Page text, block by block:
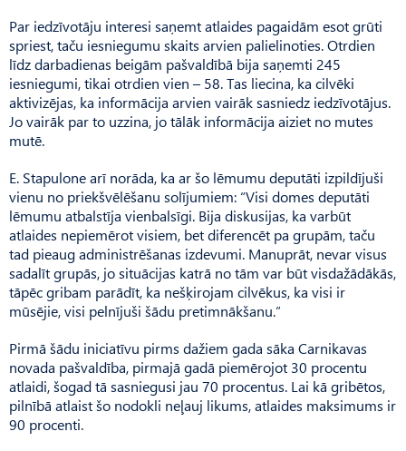
Par iedzīvotāju interesi saņemt atlaides pagaidām esot grūti
spriest, taču iesniegumu skaits arvien palielinoties. Otrdien
līdz darbadienas beigām pašvaldībā bija saņemti 245
iesniegumi, tikai otrdien vien – 58. Tas liecina, ka cilvēki
aktivizējas, ka informācija arvien vairāk sasniedz iedzīvotājus.
Jo vairāk par to uzzina, jo tālāk informācija aiziet no mutes
mutē.
E. Stapulone arī norāda, ka ar šo lēmumu deputāti izpildījuši
vienu no priekšvēlēšanu solījumiem: “Visi domes deputāti
lēmumu atbalstīja vienbalsīgi. Bija diskusijas, ka varbūt
atlaides nepiemērot visiem, bet diferencēt pa grupām, taču
tad pieaug administrēšanas izdevumi. Manuprāt, nevar visus
sadalīt grupās, jo situācijas katrā no tām var būt visdažādākās,
tāpēc gribam parādīt, ka nešķirojam cilvēkus, ka visi ir
mūsējie, visi pelnījuši šādu pretimnākšanu.”
Pirmā šādu iniciatīvu pirms dažiem gada sāka Carnikavas
novada pašvaldība, pirmajā gadā piemērojot 30 procentu
atlaidi, šogad tā sasniegusi jau 70 procentus. Lai kā gribētos,
pilnībā atlaist šo nodokli neļauj likums, atlaides maksimums ir
90 procenti.